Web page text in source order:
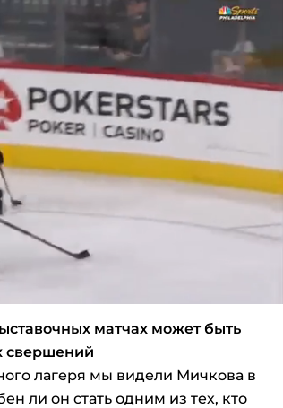
матчах может быть
свершений
лагеря мы видели Мичкова в
ли он стать одним из тех, кто